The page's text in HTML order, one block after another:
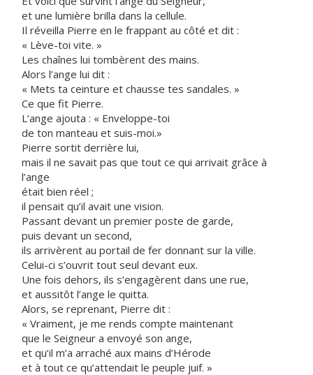
et une lumière brilla dans la cellule.
Il réveilla Pierre en le frappant au côté et dit :
« Lève-toi vite. »
Les chaînes lui tombèrent des mains.
Alors l’ange lui dit :
« Mets ta ceinture et chausse tes sandales. »
Ce que fit Pierre.
L’ange ajouta : « Enveloppe-toi
de ton manteau et suis-moi.»
Pierre sortit derrière lui,
mais il ne savait pas que tout ce qui arrivait grâce à
l’ange
était bien réel ;
il pensait qu’il avait une vision.
Passant devant un premier poste de garde,
puis devant un second,
ils arrivèrent au portail de fer donnant sur la ville.
Celui-ci s’ouvrit tout seul devant eux.
Une fois dehors, ils s’engagèrent dans une rue,
et aussitôt l’ange le quitta.
Alors, se reprenant, Pierre dit :
« Vraiment, je me rends compte maintenant
que le Seigneur a envoyé son ange,
et qu’il m’a arraché aux mains d’Hérode
et à tout ce qu’attendait le peuple juif. »